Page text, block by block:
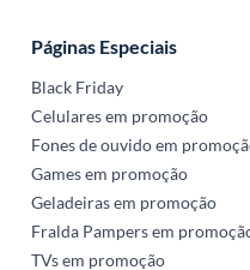
Páginas Especiais
Black Friday
Celulares em promoção
Fones de ouvido em
Games em promoção
Geladeiras em promoção
Fralda Pampers em
TVs em promoção